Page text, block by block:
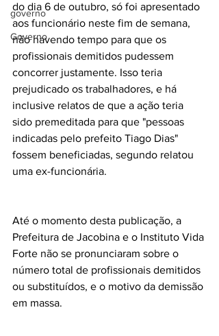
governo
Governo
do dia 6 de outubro, só foi apresentado
aos funcionário neste fim de semana,
não havendo tempo para que os
profissionais demitidos pudessem
concorrer justamente. Isso teria
prejudicado os trabalhadores, e há
inclusive relatos de que a ação teria
sido premeditada para que "pessoas
indicadas pelo prefeito Tiago Dias"
fossem beneficiadas, segundo relatou
uma ex-funcionária.
Até o momento desta publicação, a
Prefeitura de Jacobina e o Instituto Vida
Forte não se pronunciaram sobre o
número total de profissionais demitidos
ou substituídos, e o motivo da demissão
em massa.